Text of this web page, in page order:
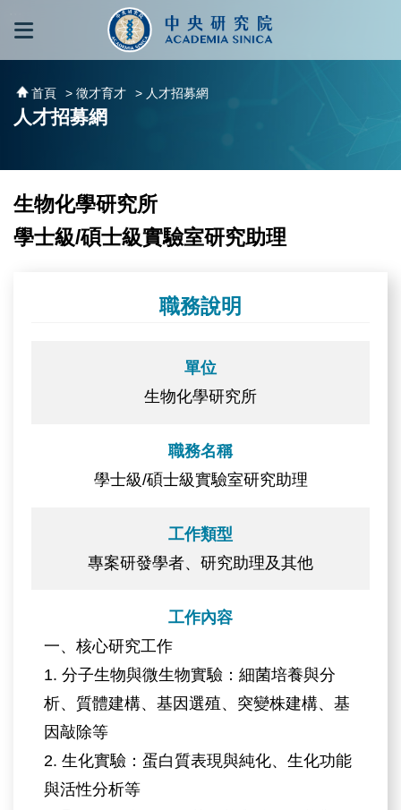
跳到主要內容區塊
首頁 > 徵才育才 > 人才招募網
人才招募網
生物化學研究所
學士級/碩士級實驗室研究助理
職務說明
單位
生物化學研究所
職務名稱
學士級/碩士級實驗室研究助理
工作類型
專案研發學者、研究助理及其他
工作內容
一、核心研究工作
1. 分子生物與微生物實驗：細菌培養與分
析、質體建構、基因選殖、突變株建構、基
因敲除等
2. 生化實驗：蛋白質表現與純化、生化功能
與活性分析等